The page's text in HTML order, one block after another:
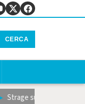
CERCA
sulla Terni-Rieti, il